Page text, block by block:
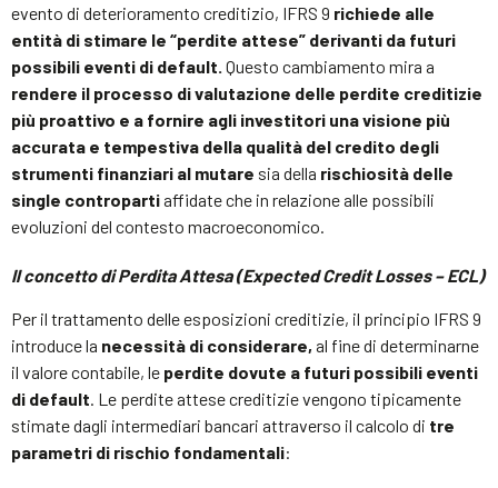
evento di deterioramento creditizio, IFRS 9 richiede alle
entità di stimare le “perdite attese” derivanti da futuri
possibili eventi di default. Questo cambiamento mira a
rendere il processo di valutazione delle perdite creditizie
più proattivo e a fornire agli investitori una visione più
accurata e tempestiva della qualità del credito degli
strumenti finanziari al mutare sia della rischiosità delle
single contropartiaffidate che in relazione alle possibili
evoluzioni del contesto macroeconomico.
Il concetto di Perdita Attesa (Expected Credit Losses – ECL)
Per il trattamento delle esposizioni creditizie, il principio IFRS 9
introduce la necessità di considerare, al fine di determinarne
il valore contabile, le perdite dovute a futuri possibili eventi
di default. Le perdite attese creditizie vengono tipicamente
stimate dagli intermediari bancari attraverso il calcolo di tre
parametri di rischio fondamentali: